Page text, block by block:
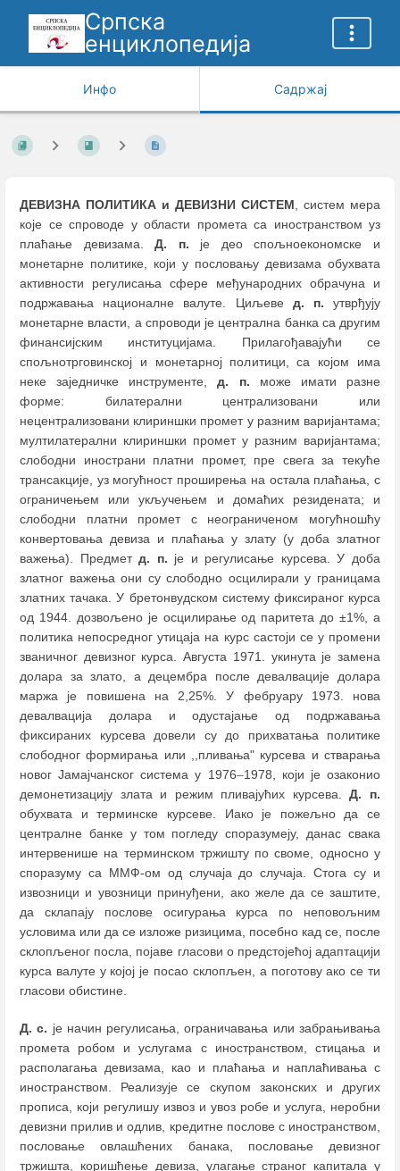
Српска
енциклопедија
Инфо Садржај
ДЕВИЗНА ПОЛИТИКА и ДЕВИЗНИ СИСТЕМ, систем мера
које се спроводе у области промета са иностранством уз
плаћање девизама.Д. п. је део спољноекономске и
монетарне политике, који у пословању девизама обухвата
активности регулисања сфере међународних обрачуна и
подржавања националне валуте. Циљеве д. п. утврђују
монетарне власти, а спроводи је централна банка са другим
финансијским институцијама. Прилагођавајући се
спољнотрговинској и монетарној политици, са којом има
неке заједничке инструменте,д. п. може имати разне
форме: билатерални централизовани или
нецентрализовани клириншки промет у разним варијантама;
мултилатерални клириншки промет у разним варијантама;
слободни инострани платни промет, пре свега за текуће
трансакције, уз могућност проширења на остала плаћања, с
ограничењем или укључењем и домаћих резидената; и
слободни платни промет с неограниченом могућношћу
конвертовања девиза и плаћања у злату (у доба златног
важења). Предметд. п. је и регулисање курсева. У доба
златног важења они су слободно осцилирали у границама
златних тачака. У бретонвудском систему фиксираног курса
од 1944. дозвољено је осцилирање од паритета до ±1%, а
политика непосредног утицаја на курс састоји се у промени
званичног девизног курса. Августа 1971. укинута је замена
долара за злато, а децембра после девалвације долара
маржа је повишена на 2,25%. У фебруару 1973. нова
девалвација долара и одустајање од подржавања
фиксираних курсева довели су до прихватања политике
слободног формирања или ,,пливања" курсева и стварања
новог Јамајчанског система у 1976–1978, који је озаконио
демонетизацију злата и режим пливајућих курсева.Д. п.
обухвата и терминске курсеве. Иако је пожељно да се
централне банке у том погледу споразумеју, данас свака
интервенише на терминском тржишту по своме, односно у
споразуму са ММФ-ом од случаја до случаја. Стога су и
извозници и увозници принуђени, ако желе да се заштите,
да склапају послове осигурања курса по неповољним
условима или да се изложе ризицима, посебно кад се, после
склопљеног посла, појаве гласови о предстојећој адаптацији
курса валуте у којој је посао склопљен, а поготову ако се ти
гласови обистине.
Д. с. је начин регулисања, ограничавања или забрањивања
промета робом и услугама с иностранством, стицања и
располагања девизама, као и плаћања и наплаћивања с
иностранством. Реализује се скупом законских и других
прописа, који регулишу извоз и увоз робе и услуга, неробни
девизни прилив и одлив, кредитне послове с иностранством,
пословање овлашћених банака, пословање девизног
тржишта, коришћење девиза, улагање страног капитала у